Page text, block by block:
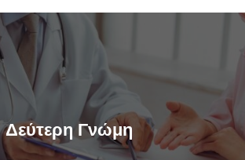
Δεύτερη Γνώμη